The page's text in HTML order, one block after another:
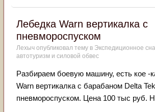
Лебедка Warn вертикалка с
пневмороспуском
Лехыч опубликовал тему в Экспедиционное
автотуризм и силовой обвес
Разбираем боевую машину, есть кое -
Warn вертикалка с барабаном Delta
пневмороспуском. Цена 100 тыс руб.